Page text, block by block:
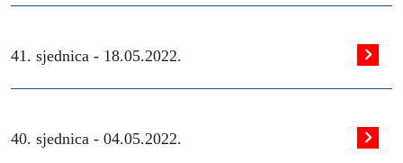
41. sjednica - 18.05.2022.
40. sjednica - 04.05.2022.